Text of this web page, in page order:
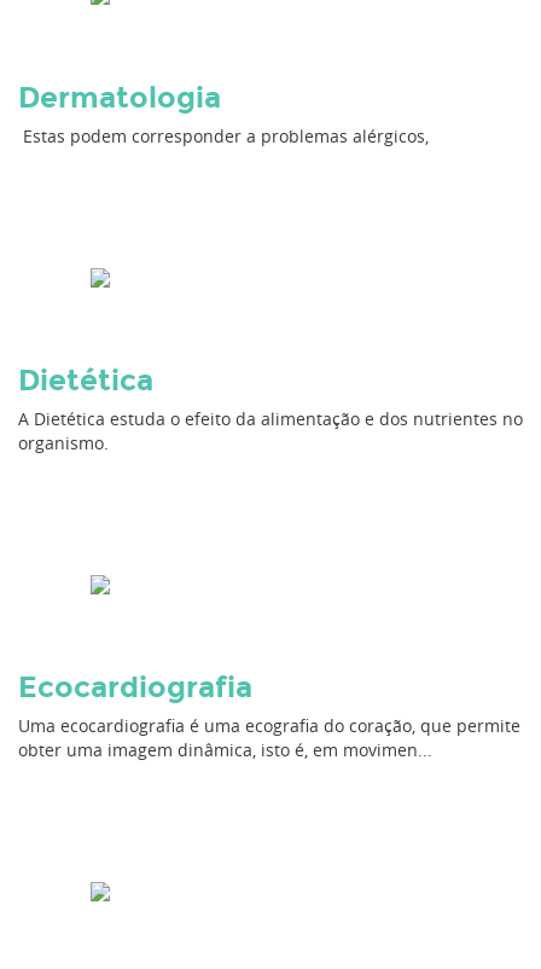
Dermatologia
Estas podem corresponder a problemas alérgicos,
Dietética
A Dietética estuda o efeito da alimentação e dos nutrientes no
organismo.
Ecocardiografia
Uma ecocardiografia é uma ecografia do coração, que permite
obter uma imagem dinâmica, isto é, em movimen...